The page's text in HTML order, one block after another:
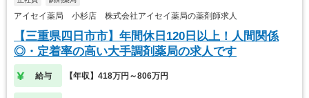
アイセイ薬局 小杉店 株式会社アイセイ薬局の薬剤師求人
【三重県四日市市】年間休日120日以上！人間関係
◎・定着率の高い大手調剤薬局の求人です
給与 【年収】418万円～806万円